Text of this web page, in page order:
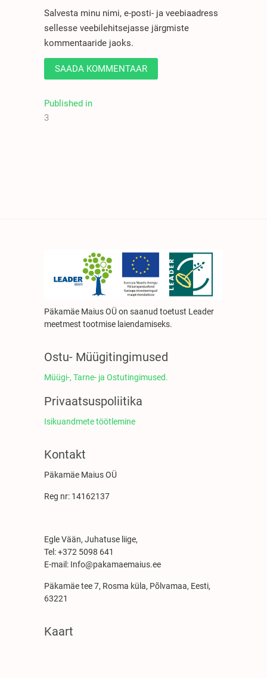
Salvesta minu nimi, e-posti- ja veebiaadress
sellesse veebilehitsejasse järgmiste
kommentaaride jaoks.
Published in
3
Päkamäe Maius OÜ on saanud toetust Leader
meetmest tootmise laiendamiseks.
Ostu- Müügitingimused
Müügi-, Tarne- ja Ostutingimused.
Privaatsuspoliitika
Isikuandmete töötlemine
Kontakt
Päkamäe Maius OÜ
Reg nr: 14162137
Egle Vään, Juhatuse liige,
Tel: +372 5098 641
E-mail: Info@pakamaemaius.ee
Päkamäe tee 7, Rosma küla, Põlvamaa, Eesti,
63221
Kaart